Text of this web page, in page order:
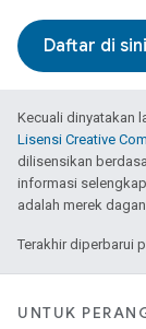
Daftar di sini
Kecuali dinyatakan
Lisensi Creative
dilisensikan
informasi
adalah merek
Terakhir diperbarui
UNTUK